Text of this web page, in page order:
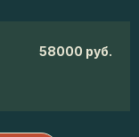
58000 руб.